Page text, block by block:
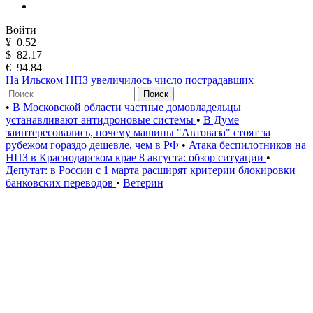
Войти
¥ 0.52
$ 82.17
€ 94.84
На Ильском НПЗ увеличилось число пострадавших
Поиск
• В Московской области частные домовладельцы
устанавливают антидроновые системы • В Думе
заинтересовались, почему машины "Автоваза" стоят за
рубежом гораздо дешевле, чем в РФ • Атака беспилотников на
НПЗ в Краснодарском крае 8 августа: обзор ситуации •
Депутат: в России с 1 марта расширят критерии блокировки
банковских переводов • Ветерин